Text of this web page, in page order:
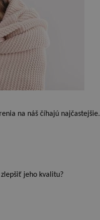
na náš číhajú najčastejšie.
jeho kvalitu?